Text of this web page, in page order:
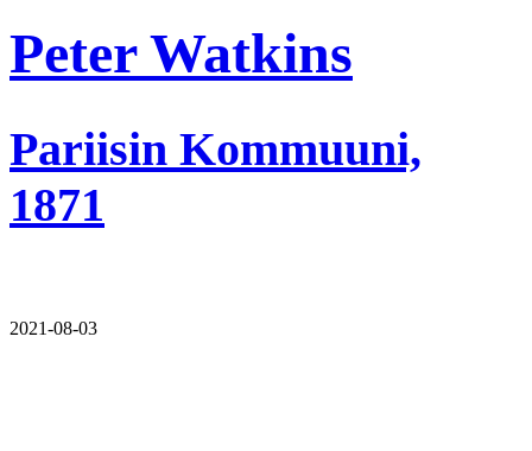
Peter Watkins
Pariisin Kommuuni,
1871
2021-08-03